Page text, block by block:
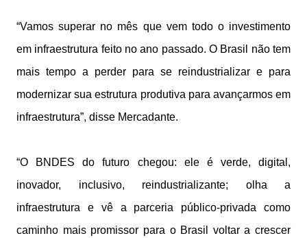
“Vamos superar no mês que vem todo o investimento
em infraestrutura feito no ano passado. O Brasil não tem
mais tempo a perder para se reindustrializar e para
modernizar sua estrutura produtiva para avançarmos em
infraestrutura”, disse Mercadante.
“O BNDES do futuro chegou: ele é verde, digital,
inovador, inclusivo, reindustrializante; olha a
infraestrutura e vê a parceria público-privada como
caminho mais promissor para o Brasil voltar a crescer